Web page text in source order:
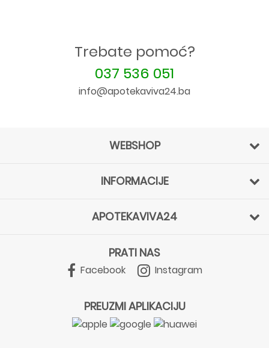
Trebate pomoć?
037 536 051
info@apotekaviva24.ba
WEBSHOP
INFORMACIJE
APOTEKAVIVA24
PRATI NAS
Facebook Instagram
PREUZMI APLIKACIJU